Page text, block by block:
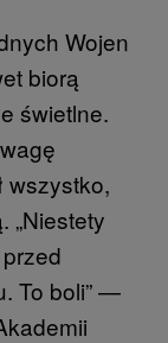
Wojen
biorą
świetlne.
wszystko,
„Niestety
To boli” —